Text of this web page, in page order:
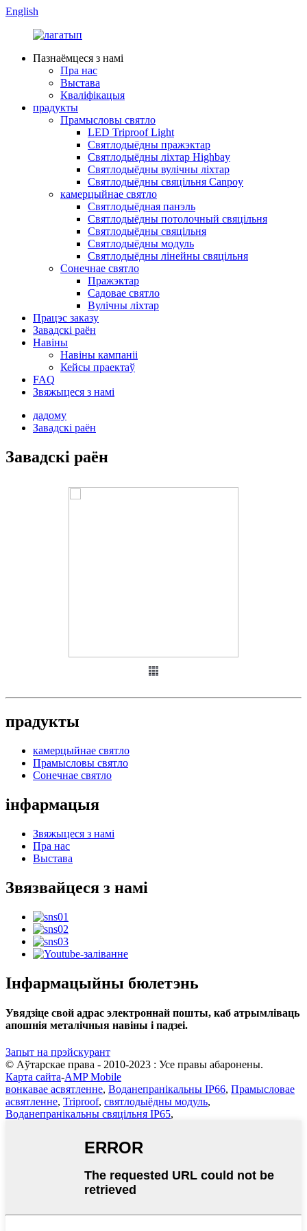
English
Пазнаёмцеся з намі
Пра нас
Выстава
Кваліфікацыя
прадукты
Прамысловы святло
LED Triproof Light
Святлодыёдны пражэктар
Святлодыёдны ліхтар Highbay
Святлодыёдны вулічны ліхтар
Святлодыёдны свяцільня Canpoy
камерцыйнае святло
Святлодыёдная панэль
Святлодыёдны потолочный свяцільня
Святлодыёдны свяцільня
Святлодыёдны модуль
Святлодыёдны лінейны свяцільня
Сонечнае святло
Пражэктар
Садовае святло
Вулічны ліхтар
Працэс заказу
Завадскі раён
Навіны
Навіны кампаніі
Кейсы праектаў
FAQ
Звяжыцеся з намі
дадому
Завадскі раён
Завадскі раён
прадукты
камерцыйнае святло
Прамысловы святло
Сонечнае святло
інфармацыя
Звяжыцеся з намі
Пра нас
Выстава
Звязвайцеся з намі
Інфармацыйны бюлетэнь
Увядзіце свой адрас электроннай пошты, каб атрымліваць
апошнія металічныя навіны і падзеі.
Запыт на прэйскурант
© Аўтарскае права - 2010-2023 : Усе правы абаронены.
Карта сайта-AMP Mobile
вонкавае асвятленне, Воданепранікальны IP66, Прамысловае
асвятленне, Triproof, святлодыёдны модуль,
Воданепранікальны свяцільня IP65,